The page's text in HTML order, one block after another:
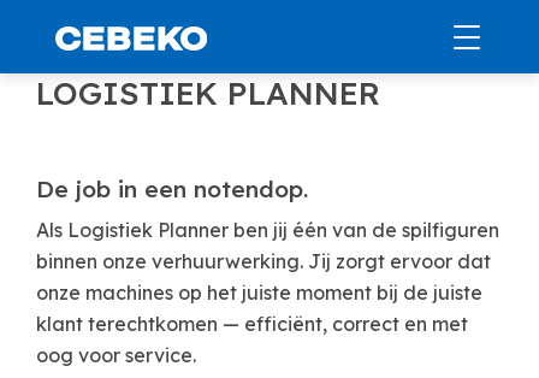
LOGISTIEK PLANNER
De job in een notendop.
Als Logistiek Planner ben jij één van de spilfiguren
binnen onze verhuurwerking. Jij zorgt ervoor dat
onze machines op het juiste moment bij de juiste
klant terechtkomen — efficiënt, correct en met
oog voor service.